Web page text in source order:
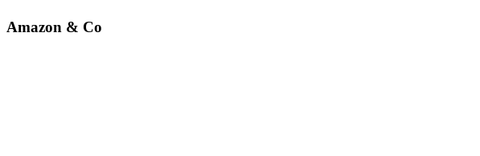
Amazon & Co